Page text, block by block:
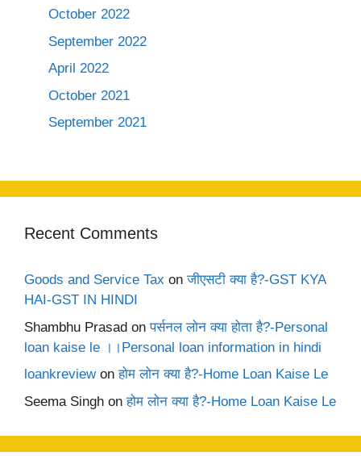
October 2022
September 2022
April 2022
October 2021
September 2021
Recent Comments
Goods and Service Tax onजीएसटी क्या है?-GST KYA
HAI-GST IN HINDI
Shambhu Prasad onपर्सनल लोन क्या होता है?-Personal
loan kaise le ।।Personal loan information in hindi
loankreviewonहोम लोन क्या है?-Home Loan Kaise Le
Seema Singh onहोम लोन क्या है?-Home Loan Kaise Le